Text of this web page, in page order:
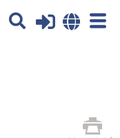
tájékoztatás itt: